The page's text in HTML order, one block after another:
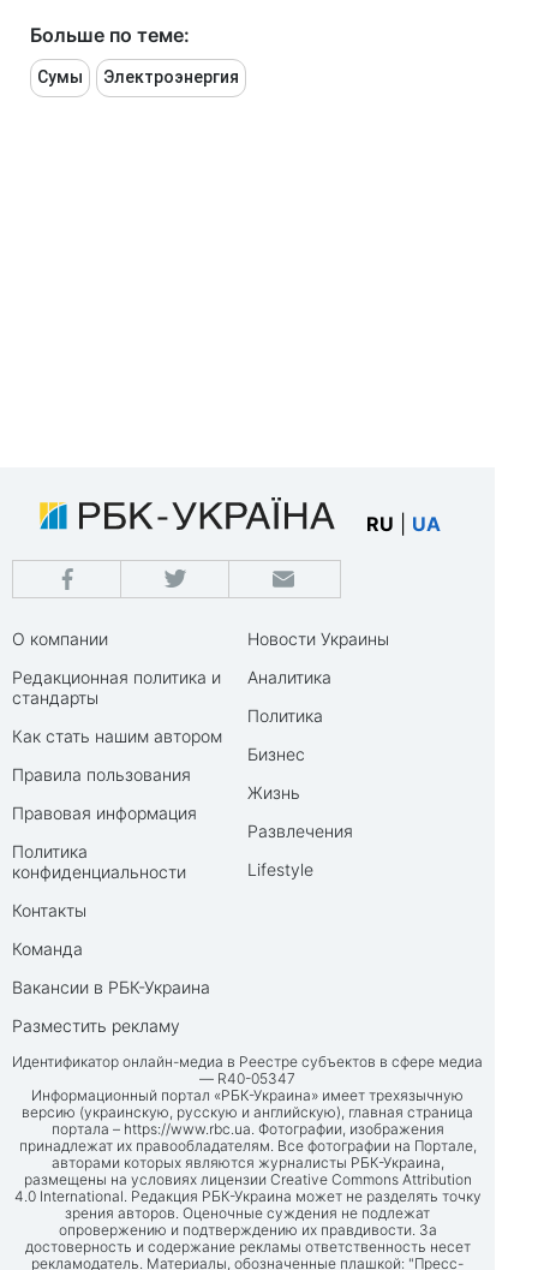
Больше по теме:
Сумы Электроэнергия
RU UA
О компании
Редакционная политика и
стандарты
Как стать нашим автором
Правила пользования
Правовая информация
Политика
конфиденциальности
Контакты
Команда
Вакансии в РБК-Украина
Разместить рекламу
Новости Украины
Аналитика
Политика
Бизнес
Жизнь
Развлечения
Lifestyle
Идентификатор онлайн-медиа в Реестре субъектов в сфере медиа
— R40-05347
Информационный портал «РБК-Украина» имеет трехязычную
версию (украинскую, русскую и английскую), главная страница
портала – https://www.rbc.ua. Фотографии, изображения
принадлежат их правообладателям. Все фотографии на Портале,
авторами которых являются журналисты РБК-Украина,
размещены на условиях лицензии Creative Commons Attribution
4.0 International. Редакция РБК-Украина может не разделять точку
зрения авторов. Оценочные суждения не подлежат
опровержению и подтверждению их правдивости. За
достоверность и содержание рекламы ответственность несет
рекламодатель. Материалы, обозначенные плашкой: "Пресс-